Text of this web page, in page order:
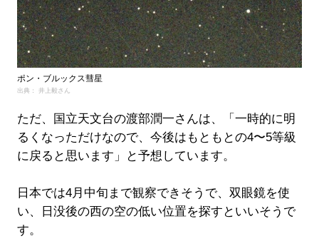
ポン・ブルックス彗星
出典： 井上毅さん
ただ、国立天文台の渡部潤一さんは、「一時的に明
るくなっただけなので、今後はもともとの4〜5等級
に戻ると思います」と予想しています。
日本では4月中旬まで観察できそうで、双眼鏡を使
い、日没後の西の空の低い位置を探すといいそうで
す。